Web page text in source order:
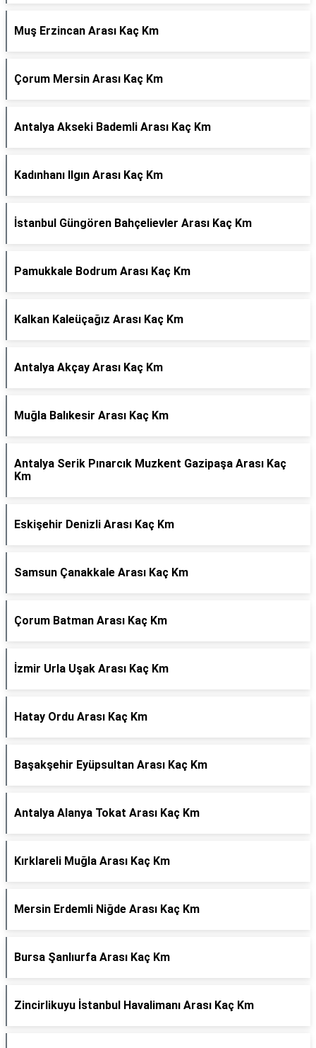
Muş Erzincan Arası Kaç Km
Çorum Mersin Arası Kaç Km
Antalya Akseki Bademli Arası Kaç Km
Kadınhanı Ilgın Arası Kaç Km
İstanbul Güngören Bahçelievler Arası Kaç Km
Pamukkale Bodrum Arası Kaç Km
Kalkan Kaleüçağız Arası Kaç Km
Antalya Akçay Arası Kaç Km
Muğla Balıkesir Arası Kaç Km
Antalya Serik Pınarcık Muzkent Gazipaşa Arası Kaç
Km
Eskişehir Denizli Arası Kaç Km
Samsun Çanakkale Arası Kaç Km
Çorum Batman Arası Kaç Km
İzmir Urla Uşak Arası Kaç Km
Hatay Ordu Arası Kaç Km
Başakşehir Eyüpsultan Arası Kaç Km
Antalya Alanya Tokat Arası Kaç Km
Kırklareli Muğla Arası Kaç Km
Mersin Erdemli Niğde Arası Kaç Km
Bursa Şanlıurfa Arası Kaç Km
Zincirlikuyu İstanbul Havalimanı Arası Kaç Km